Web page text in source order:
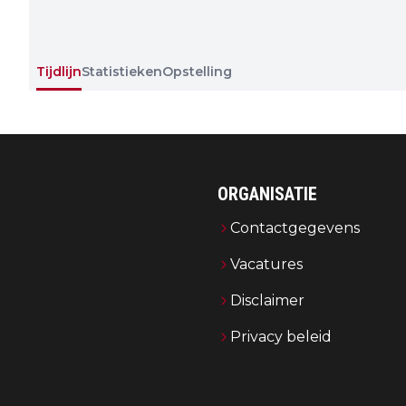
TijdlijnStatistiekenOpstelling
ORGANISATIE
Contactgegevens
Vacatures
Disclaimer
Privacy beleid